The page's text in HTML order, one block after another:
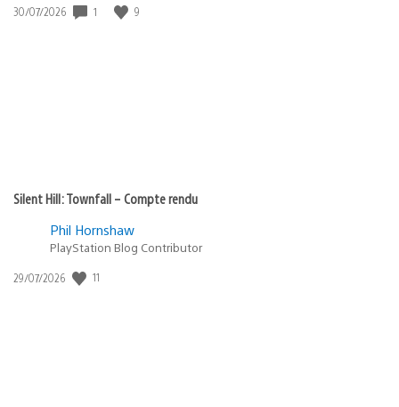
Date
30/07/2026 1 9
Silent Hill: Townfall – Compte rendu
Phil Hornshaw
PlayStation Blog Contributor
Date
29/07/2026 11